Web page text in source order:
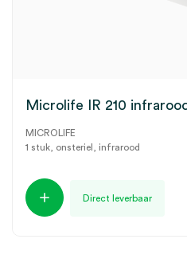
Microlife IR 210
MICROLIFE
1 stuk, onsteriel, infrarood
Direct leverbaar